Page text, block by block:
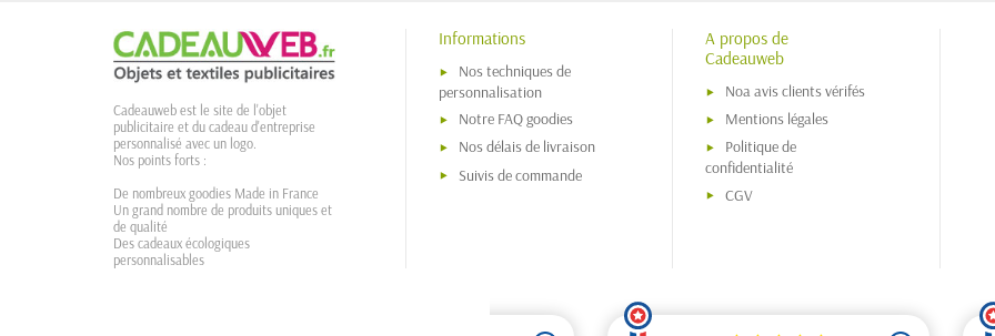
Cadeauweb est le site de l'objet
publicitaire et du cadeau d'entreprise
personnalisé avec un logo.
Nos points forts :
De nombreux goodies Made in France
Un grand nombre de produits uniques et
de qualité
Des cadeaux écologiques
personnalisables
Informations
Nos techniques de
personnalisation
Notre FAQ goodies
Nos délais de livraison
Suivis de commande
A propos de
Cadeauweb
Noa avis clients vérifés
Mentions légales
Politique de
confidentialité
CGV